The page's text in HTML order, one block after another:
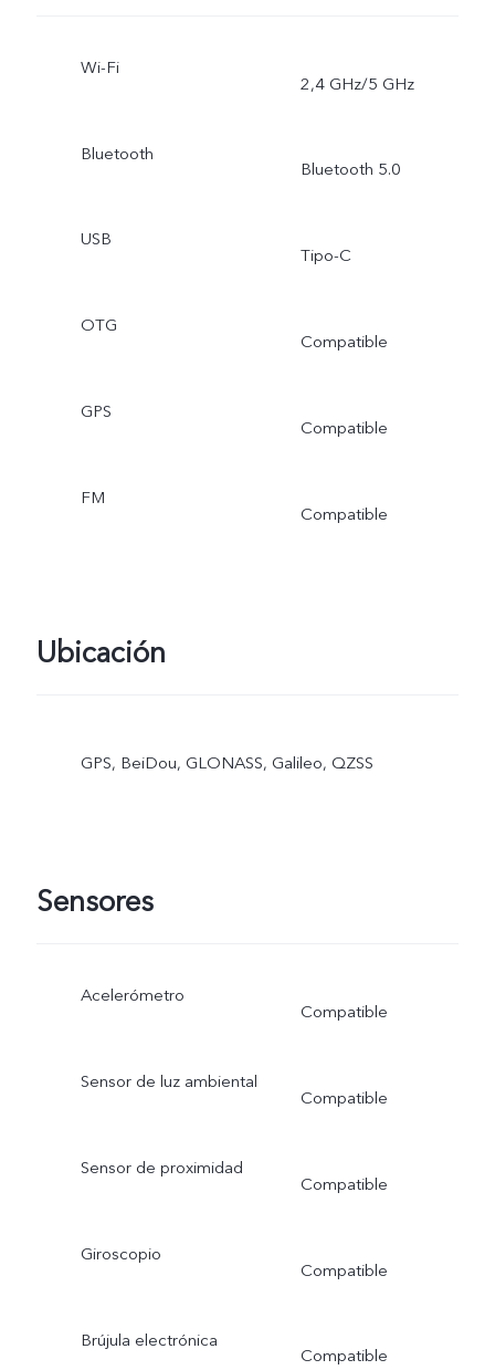
Wi-Fi
2,4 GHz/5 GHz
Bluetooth
Bluetooth 5.0
USB
Tipo-C
OTG
Compatible
GPS
Compatible
FM
Compatible
Ubicación
GPS, BeiDou, GLONASS, Galileo, QZSS
Sensores
Acelerómetro
Compatible
Sensor de luz ambiental
Compatible
Sensor de proximidad
Compatible
Giroscopio
Compatible
Brújula electrónica
Compatible